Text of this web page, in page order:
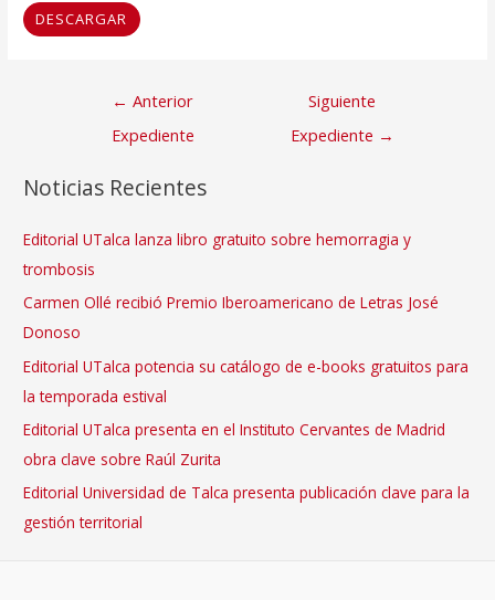
DESCARGAR
Navegación
← Anterior
Expediente
Siguiente
Expediente →
Noticias Recientes
Editorial UTalca lanza libro gratuito sobre hemorragia y
trombosis
Carmen Ollé recibió Premio Iberoamericano de Letras José
Donoso
Editorial UTalca potencia su catálogo de e-books gratuitos para
la temporada estival
Editorial UTalca presenta en el Instituto Cervantes de Madrid
obra clave sobre Raúl Zurita
Editorial Universidad de Talca presenta publicación clave para la
gestión territorial